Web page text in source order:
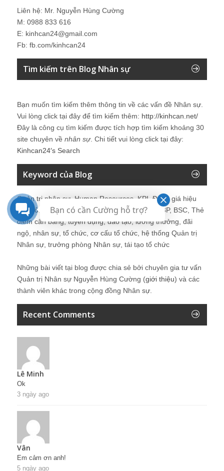
Liên hệ: Mr. Nguyễn Hùng Cường
M: 0988 833 616
E: kinhcan24@gmail.com
Fb: fb.com/kinhcan24
Tìm kiếm trên Blog Nhân sự
Bạn muốn tìm kiếm thêm thông tin về các vấn đề Nhân sự
Vui lòng click tại đây để tìm kiếm thêm: http://kinhcan.net/
Đây là công cụ tìm kiếm được tích hợp tìm kiếm khoảng 30
site chuyên về nhân sự. Chi tiết vui lòng click tại đây:
Kinhcan24′s Search
Keyword của Blog
Quản trị nhân sự, Human Resources, KPI, Đánh giá hiệu
quả công việc, chính sách lương, CnB, lương 3P, BSC, Thẻ
điểm cân bằng, tuyển dụng, đào tạo, lương thưởng, đãi
ngộ, nhân sự, tổ chức, cơ cấu tổ chức, hệ thống Quản trị
Nhân sự, trưởng phòng Nhân sự, tái tạo tổ chức
Những bài viết tại blog được chia sẻ bởi chuyên gia tư vấn
Quản trị Nhân sự Nguyễn Hùng Cường (giới thiệu) và các
thành viên khác trong cộng đồng Nhân sự.
Recent Comments
Lê Minh
Ok
3 ngày ago
Vân
Em cảm ơn anh!
5 ngày ago
Bạn có cần Cường hỗ trợ?